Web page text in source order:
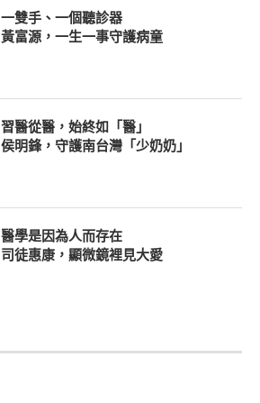
一雙手、一個聽診器
黃富源，一生一事守護病童
習醫從醫，始終如「醫」
侯明鋒，守護南台灣「少奶奶」
醫學是因為人而存在
司徒惠康，顯微鏡裡見大愛